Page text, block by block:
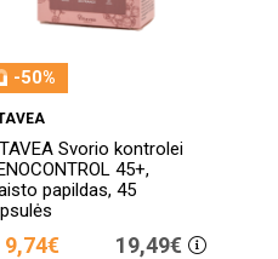
-50%
Svorio kontrolei
45+,
papildas, 45
9,74€ 19,49€